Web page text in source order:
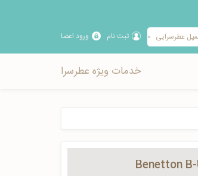
ورود اعضا ثبت نام عطرسرایی 0
خدمات ویژه عطرسرا
Benetton